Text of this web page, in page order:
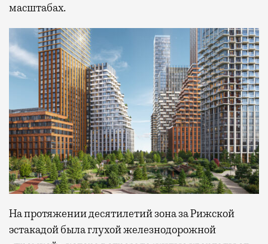
масштабах.
На протяжении десятилетий зона за Рижской
эстакадой была глухой железнодорожной